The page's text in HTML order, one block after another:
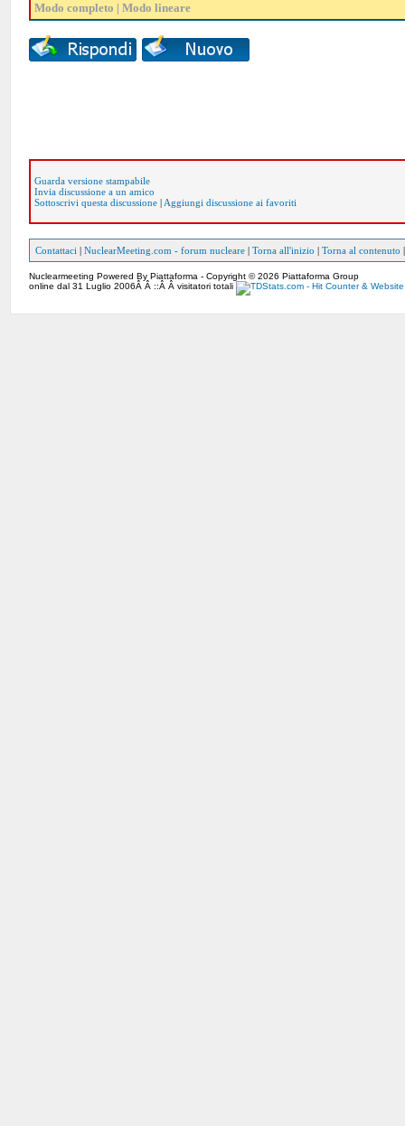
Modo completo |Modo lineare
Guarda versione stampabile
Invia discussione a un amico
Sottoscrivi questa discussione | Aggiungi discussione ai favoriti
Contattaci |NuclearMeeting.com - forum nucleare |Torna all'inizio |Torna al contenuto
Nuclearmeeting Powered By Piattaforma - Copyright © 2026 Piattaforma Group
online dal 31 Luglio 2006Â Â ::Â Â visitatori totali